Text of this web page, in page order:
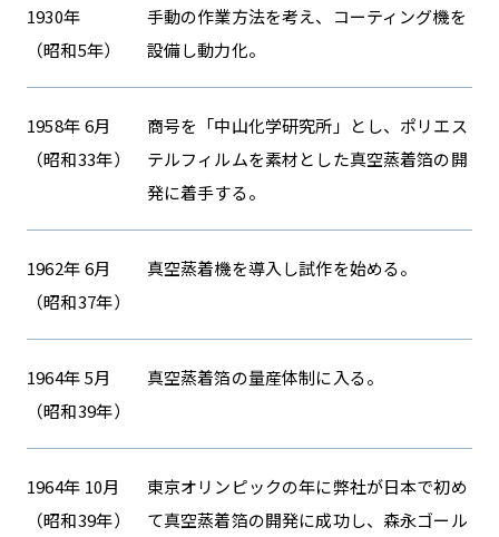
1930年
（昭和5年）
手動の作業方法を考え、コーティング機を
設備し動力化。
1958年 6月
（昭和33年）
商号を「中山化学研究所」とし、ポリエス
テルフィルムを素材とした真空蒸着箔の開
発に着手する。
1962年 6月
（昭和37年）
真空蒸着機を導入し試作を始める。
1964年 5月
（昭和39年）
真空蒸着箔の量産体制に入る。
1964年 10月
（昭和39年）
東京オリンピックの年に弊社が日本で初め
て真空蒸着箔の開発に成功し、森永ゴール